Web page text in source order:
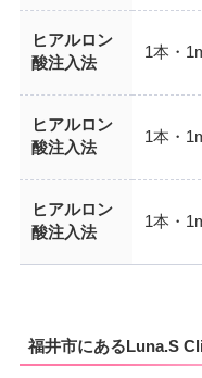
ヒアルロン
酸注入法
1本・
ヒアルロン
酸注入法
1本・
ヒアルロン
酸注入法
1本・
福井市にあるLuna.S